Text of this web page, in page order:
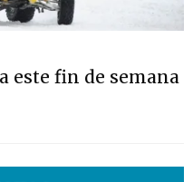
este fin de semana